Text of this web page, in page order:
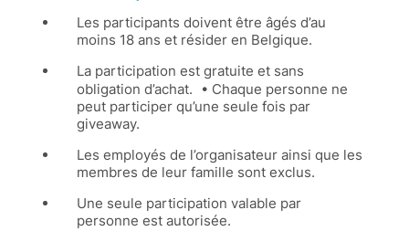
Les participants doivent être âgés d’au
moins 18 ans et résider en Belgique.
La participation est gratuite et sans
obligation d’achat. • Chaque personne ne
peut participer qu’une seule fois par
giveaway.
Les employés de l’organisateur ainsi que les
membres de leur famille sont exclus.
Une seule participation valable par
personne est autorisée.